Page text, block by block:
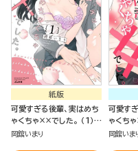
紙版
可愛すぎる後輩、実はめち
ゃくちゃ××でした。 （1）
【かきおろし漫画＆電子限
岡舘いまり
可愛す
ゃくち
版）
岡舘いま